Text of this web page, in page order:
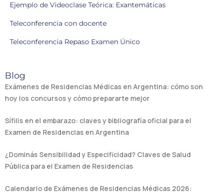
Ejemplo de Videoclase Teórica: Exantemáticas
Teleconferencia con docente
Teleconferencia Repaso Examen Único
Blog
Exámenes de Residencias Médicas en Argentina: cómo son
hoy los concursos y cómo prepararte mejor
Sífilis en el embarazo: claves y bibliografía oficial para el
Examen de Residencias en Argentina
¿Dominás Sensibilidad y Especificidad? Claves de Salud
Pública para el Examen de Residencias
Calendario de Exámenes de Residencias Médicas 2026: